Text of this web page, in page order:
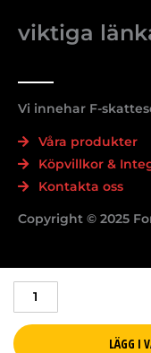
spetsiga
spegelkåpor
-
Flera
LÄGG I
viktiga
Vi innehar F-
Våra produkter
Köpvillkor &
Kontakta oss
Copyright © 2025